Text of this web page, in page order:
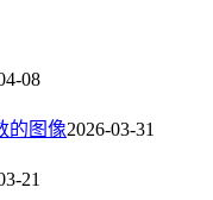
08
的图像2026-03-31
21